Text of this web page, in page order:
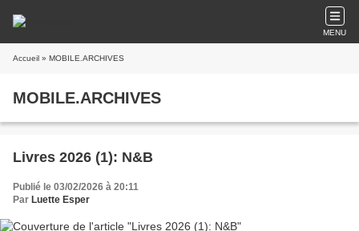
MENU
Accueil » MOBILE.ARCHIVES
MOBILE.ARCHIVES
Livres 2026 (1): N&B
Publié le 03/02/2026 à 20:11
Par Luette Esper